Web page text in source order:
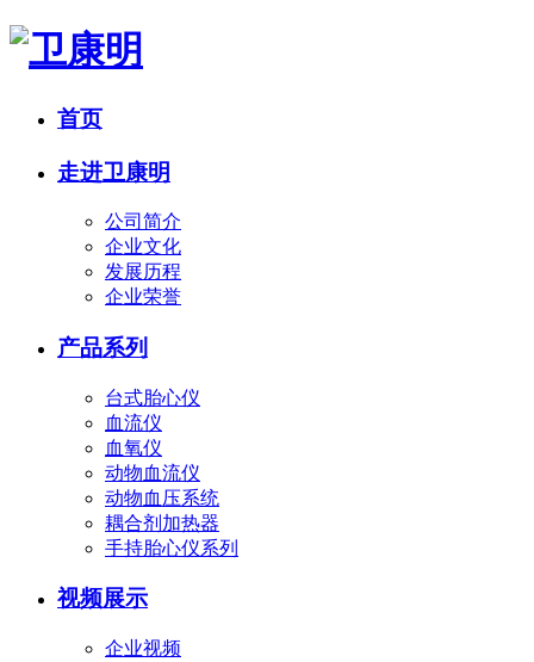
首页
走进卫康明
公司简介
企业文化
发展历程
企业荣誉
产品系列
台式胎心仪
血流仪
血氧仪
动物血流仪
动物血压系统
耦合剂加热器
手持胎心仪系列
视频展示
企业视频